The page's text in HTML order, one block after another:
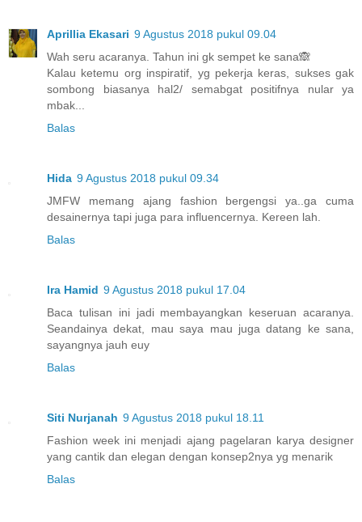
Aprillia Ekasari 9 Agustus 2018 pukul 09.04
Wah seru acaranya. Tahun ini gk sempet ke sana🙈
Kalau ketemu org inspiratif, yg pekerja keras, sukses gak
sombong biasanya hal2/ semabgat positifnya nular ya
mbak...
Balas
Hida 9 Agustus 2018 pukul 09.34
JMFW memang ajang fashion bergengsi ya..ga cuma
desainernya tapi juga para influencernya. Kereen lah.
Balas
Ira Hamid 9 Agustus 2018 pukul 17.04
Baca tulisan ini jadi membayangkan keseruan acaranya.
Seandainya dekat, mau saya mau juga datang ke sana,
sayangnya jauh euy
Balas
Siti Nurjanah 9 Agustus 2018 pukul 18.11
Fashion week ini menjadi ajang pagelaran karya designer
yang cantik dan elegan dengan konsep2nya yg menarik
Balas